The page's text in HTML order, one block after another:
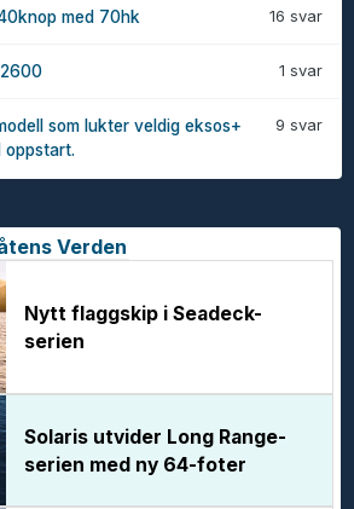
16 svar
med 70hk
1 svar
9 svar
som lukter veldig eksos+
oppstart.
Verden
Nytt flaggskip i Seadeck-
serien
Solaris utvider Long Range-
serien med ny 64-foter